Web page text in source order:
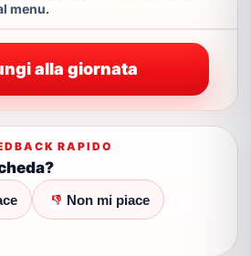
menu.
alla giornata
RAPIDO
👎 Non mi piace